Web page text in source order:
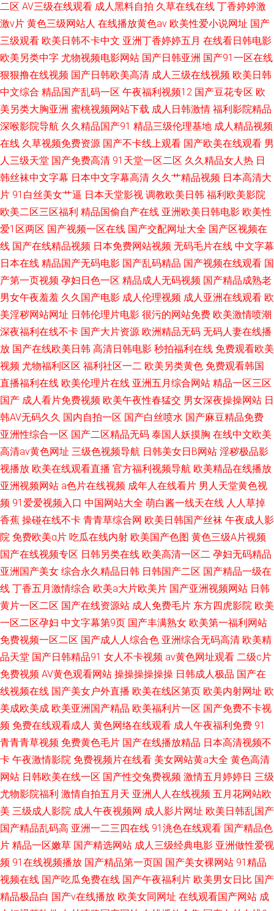
二区 AV三级在线观看 成人黑料自拍 久草在线在线 丁香婷婷激
激v片 黄色三级网站人 在线播放黄色av 欧美性爱小说网址 国产
三级观看 欧美日韩不卡中文 亚洲丁香婷婷五月 在线看日韩电影
欧美另类中字 尤物视频电影网站 国产日韩亚洲 国产91一区在线
狠狠撸在线视频 国产日韩欧美高清 成人三级在线视频 欧美日韩
中文综合 精品国产乱码一区 午夜福利视频12 国产豆花专区 欧
美另类大胸亚洲 蜜桃视频网站下载 成人日韩激情 福利影院精品
深喉影院导航 久久精品国产91 精品三级伦理基地 成人精品视频
在线 久草视频免费资源 国产不卡线上观看 国产欧美在线观看 男
人三级天堂 国产免费高清 91天堂一区二区 久久精品女人热 日
韩丝袜中文字幕 日本中文字幕高清 久久艹精品视频 日本高清大
片 91白丝美女艹逼 日本天堂影视 调教欧美日韩 福利欧美影院
欧美二区三区福利 精品国偷自产在线 亚洲欧美日韩电影 欧美性
爱1区两区 国产视频一区在线 国产交配网址大全 国产区视频在
线 国产在线精品视频 日本免费网站视频 无码毛片在线 中文字幕
日本在线 精品国产无码电影 国产乱码精品 国产视频在线观看 国
产第一页视频 孕妇日色一区 精品成人无码视频 国产精品成熟老
男女午夜羞羞 久久国产电影 成人伦理视频 成人亚洲在线观看 欧
美淫秽网站网址 日韩伦理片电影 很污的网站免费 欧美激情喷潮
深夜福利在线不卡 国产大片资源 欧洲精品无码 无码人妻在线播
放 国产在线欧美日韩 高清日韩电影 秒拍福利在线 免费观看欧美
视频 尤物福利区区 福利社区一二 欧美另类黄色 免费观看韩国
直播福利在线 欧美伦理片在线 亚洲五月综合网站 精品一区三区
国产 成人看片免费视频 欧美午夜性春猛交 男女深夜操操网站 日
韩AV无码久久 国内自拍一区 国产白丝喷水 国产麻豆精品免费
亚洲性综合一区 国产二区精品无码 泰国人妖摸胸 在线中文欧美
高清av黄色网址 三级色视频导航 日韩美女日B网站 淫秽极品影
视播放 欧美在线观看直播 官方福利视频导航 欧美精品在线播放
亚洲视频网站 a色片在线视频 成年人在线看片 男人天堂黄色视
频 91爱爱视频入口 中国网站大全 萌白酱一线天在线 人人草掉
香蕉 操碰在线不卡 青青草综合网 欧美日韩国产丝袜 午夜成人影
院 免费欧美α片 吃瓜在线内射 欧美国产色图 黄色三级A片视频
国产在线视频专区 日韩另类在线 欧美高清一区二 孕妇无码精品
亚洲国产美女 综合永久精品日韩 日韩国产二区 国产精品一级在
线 丁香五月激情综合 欧美a大片欧美片 国产亚洲视频网站 日韩
黄片一区二区 国产在线资源站 成人免费毛片 东方四虎影院 欧美
一区二区孕妇 中文字幕第9页 国产丰满熟女 欧美第一福利网站
免费视频一区二区 国产成人人综合色 亚洲综合无码高清 欧美精
品天堂 国产日韩精品91 女人不卡视频 av黄色网址观看 二级c片
免费视频 AV黄色观看网站 操操操操操操 日韩成人极品 国产在
线视频在线 国产美女户外直播 欧美在线区第页 欧美内射网址 欧
美成欧美成 欧美亚洲国产精品 欧美福利片一区 国产免费不卡视
频 免费在线观看成人 黄色网络在线观看 成人午夜福利免费 91
青青青草视频 免费黄色毛片 国产在线播放精品 日本高清视频不
卡 午夜激情影院 免费视频片在线看 美女网站黄a大全 黄色高清
网站 日韩欧美在线一区 国产性交兔费视频 激情五月婷婷日 三级
尤物影院福利 激情自拍五月天 亚洲人人在线视频 五月花网站欧
美 三级成人影院 成人午夜视频网 成人影片网址 欧美日韩乱国产
国产精品乱码高 亚洲一二三四在线 91洮色在线观看 国产精品色
片 精品一区嫩草 国产精选网站 成人三级经典电影 亚洲做性爱视
频 91在线视频播放 国产精品第一页国 国产美女裸网站 91精品
视频在线 国产吃瓜免费在线 国产午夜福利片 欧美男女日比 国产
精品极品白 国产v在线播放 欧美女同网址 在线观看国产网站 成